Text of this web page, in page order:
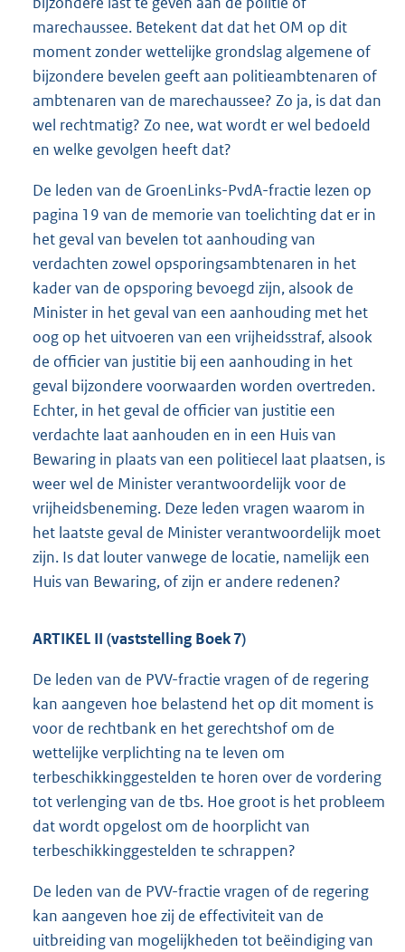
marechaussee. Betekent dat dat het OM op dit
moment zonder wettelijke grondslag algemene of
bijzondere bevelen geeft aan politieambtenaren of
ambtenaren van de marechaussee? Zo ja, is dat dan
wel rechtmatig? Zo nee, wat wordt er wel bedoeld
en welke gevolgen heeft dat?
De leden van de GroenLinks-PvdA-fractie lezen op
pagina 19 van de memorie van toelichting dat er in
het geval van bevelen tot aanhouding van
verdachten zowel opsporingsambtenaren in het
kader van de opsporing bevoegd zijn, alsook de
Minister in het geval van een aanhouding met het
oog op het uitvoeren van een vrijheidsstraf, alsook
de officier van justitie bij een aanhouding in het
geval bijzondere voorwaarden worden overtreden.
Echter, in het geval de officier van justitie een
verdachte laat aanhouden en in een Huis van
Bewaring in plaats van een politiecel laat plaatsen, is
weer wel de Minister verantwoordelijk voor de
vrijheidsbeneming. Deze leden vragen waarom in
het laatste geval de Minister verantwoordelijk moet
zijn. Is dat louter vanwege de locatie, namelijk een
Huis van Bewaring, of zijn er andere redenen?
ARTIKEL II (vaststelling Boek 7)
De leden van de PVV-fractie vragen of de regering
kan aangeven hoe belastend het op dit moment is
voor de rechtbank en het gerechtshof om de
wettelijke verplichting na te leven om
terbeschikkinggestelden te horen over de vordering
tot verlenging van de tbs. Hoe groot is het probleem
dat wordt opgelost om de hoorplicht van
terbeschikkinggestelden te schrappen?
De leden van de PVV-fractie vragen of de regering
kan aangeven hoe zij de effectiviteit van de
uitbreiding van mogelijkheden tot beëindiging van